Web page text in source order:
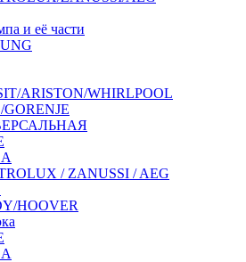
и её части
ARISTON/WHIRLPOOL
/ ZANUSSI / AEG
HOOVER